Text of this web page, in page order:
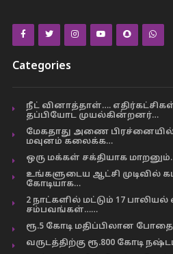
Categories
நீட் வினாத்தாள்….
தப்பியோட முயல்கின்றனர்…
மேகதாது அணை
மவுனம் கலைக்க…
ஒரு மக்கள் சக்தியாக
உங்களுடைய ஆட்சி முடிவில்
கோடியாக…
2 நாட்களில் மட்டும் 17
சம்பவங்கள்……
ரூ.5 கோடி மதிப்பிலான
வருடத்திற்கு ரூ.800 கோடி